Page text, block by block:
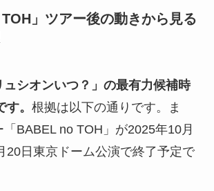
TOH」ツアー後の動きから見る
ュシオンいつ？」の最有力候補時
。 根拠は以下の通りです。ま
BABEL no TOH」が2025年10月
20日東京ドーム公演で終了予定で